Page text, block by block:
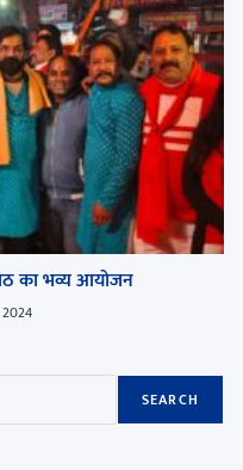
का भव्य आयोजन
2024
SEARCH